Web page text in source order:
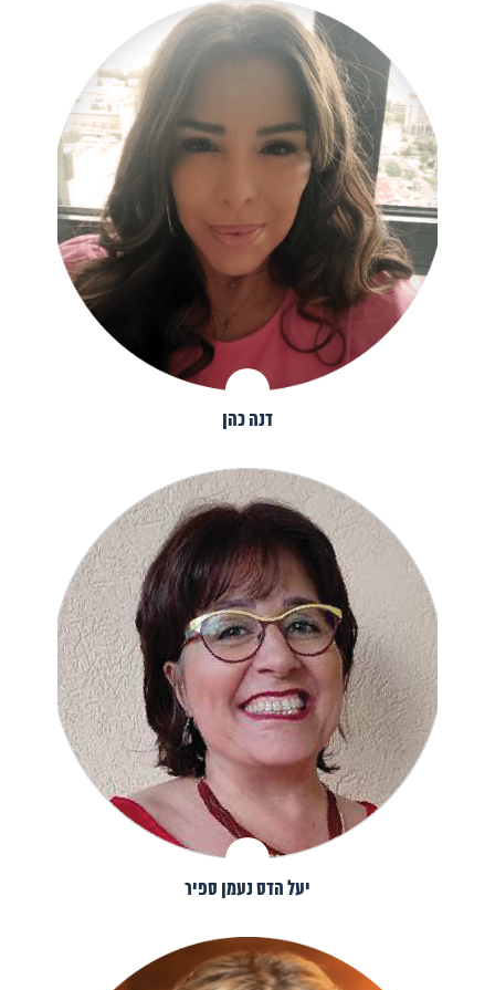
דנה כהן
יעל הדס נעמן ספיר